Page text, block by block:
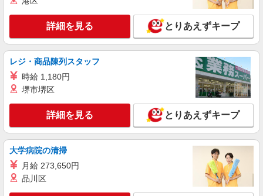
詳細を見る
アルバイト パート
ファミリー食堂 山田うどん食堂 小山新4号バイパス店（店舗番号
192）
NEW
5:15〜9:00／時給1150円 9:00〜22:00／時給
日・祝日は時給50円アップ！（9時〜22時）
ファミリー食堂 山田うどん食堂 小山新4号
バイパス店 （栃木県小山市田間855-1）
キープ 詳細を見る
アルバイト NEW
詳細を見る とりあえずキープ
レジ・商品陳列スタッフ
時給 1,180円
堺市堺区
詳細を見る とりあえずキープ
大学病院の清掃
月給 273,650円
品川区